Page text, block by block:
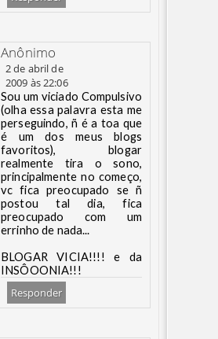
Anônimo
2 de abril de
2009 às 22:06
Sou um viciado Compulsivo
(olha essa palavra esta me
perseguindo, ñ é a toa que
é um dos meus blogs
favoritos), blogar
realmente tira o sono,
principalmente no começo,
vc fica preocupado se ñ
postou tal dia, fica
preocupado com um
errinho de nada...
BLOGAR VICIA!!!! e da
INSÔOONIA!!!
Responder